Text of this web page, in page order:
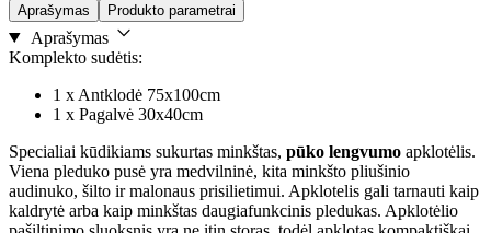
Aprašymas Produkto parametrai
Aprašymas
Komplekto sudėtis:
1 x Antklodė 75x100cm
1 x Pagalvė 30x40cm
Specialiai kūdikiams sukurtas minkštas, pūko lengvumo apklotėlis.
Viena pleduko pusė yra medvilninė, kita minkšto pliušinio
audinuko, šilto ir malonaus prisilietimui. Apklotelis gali tarnauti kaip
kaldrytė arba kaip minkštas daugiafunkcinis pledukas. Apklotėlio